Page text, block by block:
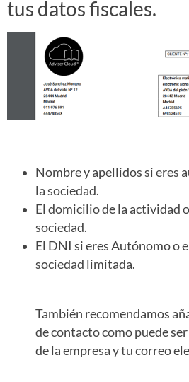
tus datos fiscales.
Nombre y apellidos si eres
la sociedad.
El domicilio de la actividad
sociedad.
El DNI si eres Autónomo o
sociedad limitada.
También recomendamos
de contacto como puede
de la empresa y tu correo